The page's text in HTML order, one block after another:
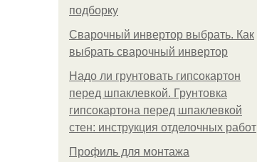
подборку
Сварочный инвертор выбрать. Как
выбрать сварочный инвертор
Надо ли грунтовать гипсокартон
перед шпаклевкой. Грунтовка
гипсокартона перед шпаклевкой
стен: инструкция отделочных работ
Профиль для монтажа